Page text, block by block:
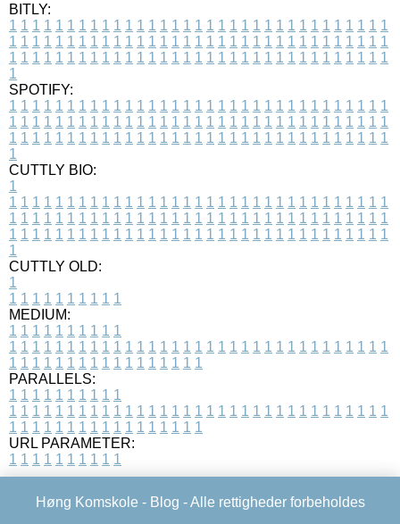
BITLY:
1 1 1 1 1 1 1 1 1 1 1 1 1 1 1 1 1 1 1 1 1 1 1 1 1 1 1 1 1 1 1 1 1
1 1 1 1 1 1 1 1 1 1 1 1 1 1 1 1 1 1 1 1 1 1 1 1 1 1 1 1 1 1 1 1 1
1 1 1 1 1 1 1 1 1 1 1 1 1 1 1 1 1 1 1 1 1 1 1 1 1 1 1 1 1 1 1 1 1
1
SPOTIFY:
1 1 1 1 1 1 1 1 1 1 1 1 1 1 1 1 1 1 1 1 1 1 1 1 1 1 1 1 1 1 1 1 1
1 1 1 1 1 1 1 1 1 1 1 1 1 1 1 1 1 1 1 1 1 1 1 1 1 1 1 1 1 1 1 1 1
1 1 1 1 1 1 1 1 1 1 1 1 1 1 1 1 1 1 1 1 1 1 1 1 1 1 1 1 1 1 1 1 1
1
CUTTLY BIO:
1
1 1 1 1 1 1 1 1 1 1 1 1 1 1 1 1 1 1 1 1 1 1 1 1 1 1 1 1 1 1 1 1 1
1 1 1 1 1 1 1 1 1 1 1 1 1 1 1 1 1 1 1 1 1 1 1 1 1 1 1 1 1 1 1 1 1
1 1 1 1 1 1 1 1 1 1 1 1 1 1 1 1 1 1 1 1 1 1 1 1 1 1 1 1 1 1 1 1 1
1
CUTTLY OLD:
1
1 1 1 1 1 1 1 1 1 1
MEDIUM:
1 1 1 1 1 1 1 1 1 1
1 1 1 1 1 1 1 1 1 1 1 1 1 1 1 1 1 1 1 1 1 1 1 1 1 1 1 1 1 1 1 1 1
1 1 1 1 1 1 1 1 1 1 1 1 1 1 1 1 1
PARALLELS:
1 1 1 1 1 1 1 1 1 1
1 1 1 1 1 1 1 1 1 1 1 1 1 1 1 1 1 1 1 1 1 1 1 1 1 1 1 1 1 1 1 1 1
1 1 1 1 1 1 1 1 1 1 1 1 1 1 1 1 1
URL PARAMETER:
1 1 1 1 1 1 1 1 1 1
Høng Komskole - Blog - Alle rettigheder forbeholdes